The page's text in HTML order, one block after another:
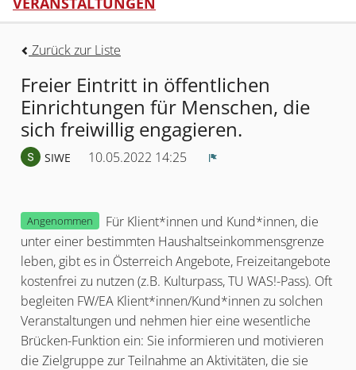
Zurück zur Liste
Freier Eintritt in öffentlichen
Einrichtungen für Menschen, die
sich freiwillig engagieren.
SIWE 10.05.2022 14:25
Angenommen
Für Klient*innen und Kund*innen, die
unter einer bestimmten Haushaltseinkommensgrenze
leben, gibt es in Österreich Angebote, Freizeitangebote
kostenfrei zu nutzen (z.B. Kulturpass, TU WAS!-Pass). Oft
begleiten FW/EA Klient*innen/Kund*innen zu solchen
Veranstaltungen und nehmen hier eine wesentliche
Brücken-Funktion ein: Sie informieren und motivieren
die Zielgruppe zur Teilnahme an Aktivitäten, die sie